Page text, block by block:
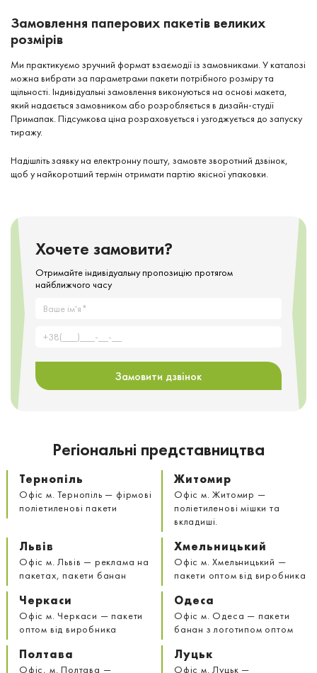
Замовлення паперових пакетів великих
розмірів
Ми практикуємо зручний формат взаємодії із замовниками. У каталозі
можна вибрати за параметрами пакети потрібного розміру та
щільності. Індивідуальні замовлення виконуються на основі макета,
який надається замовником або розробляється в дизайн-студії
Примапак. Підсумкова ціна розраховується і узгоджується до запуску
тиражу.
Надішліть заявку на електронну пошту, замовте зворотний дзвінок,
щоб у найкоротший термін отримати партію якісної упаковки.
Хочете замовити?
Отримайте індивідуальну пропозицію протягом
найближчого часу
Замовити дзвінок
Регіональні представництва
Тернопіль
Офіс м. Тернопіль — фірмові
поліетиленові пакети
Житомир
Офіс м. Житомир —
поліетиленові мішки та
вкладиші.
Львів
Офіс м. Львів — реклама на
пакетах, пакети банан
Хмельницький
Офіс м. Хмельницький —
пакети оптом від виробника
Черкаси
Офіс м. Черкаси — пакети
оптом від виробника
Одеса
Офіс м. Одеса — пакети
банан з логотипом оптом
Полтава
Офіс, м. Полтава —
Луцьк
Офіс м. Луцьк —